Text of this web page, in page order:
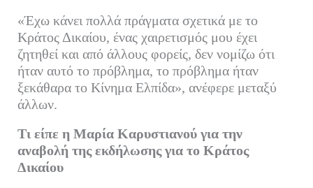
«Έχω κάνει πολλά πράγματα σχετικά με το
Κράτος Δικαίου, ένας χαιρετισμός μου έχει
ζητηθεί και από άλλους φορείς, δεν νομίζω ότι
ήταν αυτό το πρόβλημα, το πρόβλημα ήταν
ξεκάθαρα το Κίνημα Ελπίδα», ανέφερε μεταξύ
άλλων.
Τι είπε η Μαρία Καρυστιανού για την
αναβολή της εκδήλωσης για το Κράτος
Δικαίου